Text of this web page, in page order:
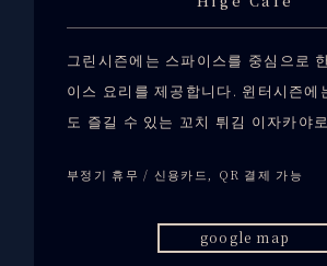
그린시즌에는 스파이스를 중심으로
이스 요리를 제공합니다. 윈터시즌에
도 즐길 수 있는 꼬치 튀김 이자카야
부정기 휴무 / 신용카드, QR 결제 가능
google map